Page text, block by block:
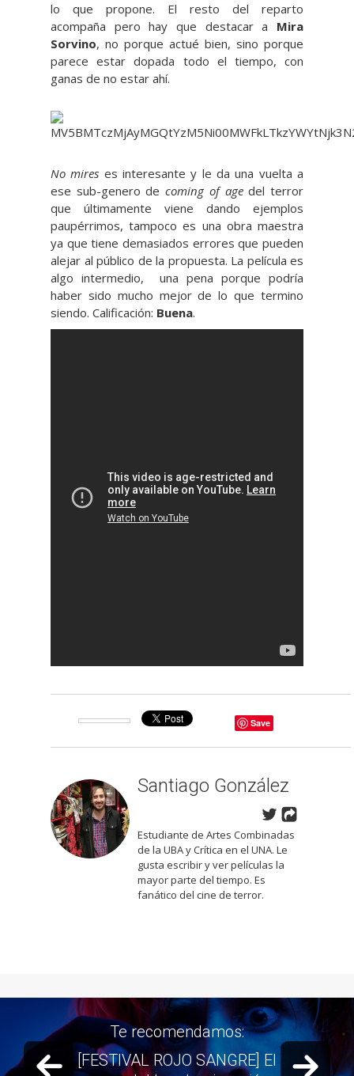
lo que propone. El resto del reparto
acompaña pero hay que destacar a Mira
Sorvino, no porque actué bien, sino porque
parece estar dopada todo el tiempo, con
ganas de no estar ahí.
No mires es interesante y le da una vuelta a
ese sub-genero decoming of agedel terror
que últimamente viene dando ejemplos
paupérrimos, tampoco es una obra maestra
ya que tiene demasiados errores que pueden
alejar al público de la propuesta. La película es
algo intermedio, una pena porque podría
haber sido mucho mejor de lo que termino
siendo. Calificación: Buena.
Save
Santiago González
Estudiante de Artes Combinadas
de la UBA y Crítica en el UNA. Le
gusta escribir y ver películas la
mayor parte del tiempo. Es
fanático del cine de terror.
Previous slide
Te recomendamos:
[FESTIVAL ROJO SANGRE] El